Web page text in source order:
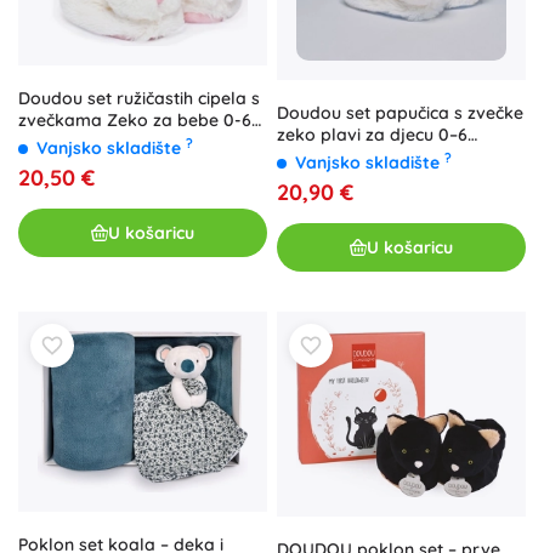
Doudou set ružičastih cipela s
zvečkama Zeko za bebe 0-6
mjeseci
Vanjsko skladište ?
20,50 €
U košaricu
Doudou set papučica s zvečke
zeko plavi za djecu 0–6
mjeseci
Vanjsko skladište ?
20,90 €
U košaricu
Poklon set koala – deka i